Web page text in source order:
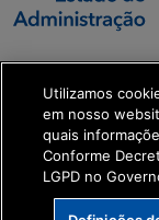
SETDIG |
Executiva de
get_footer();
Utilizamos
em nosso
quais
Conforme
LGPD no